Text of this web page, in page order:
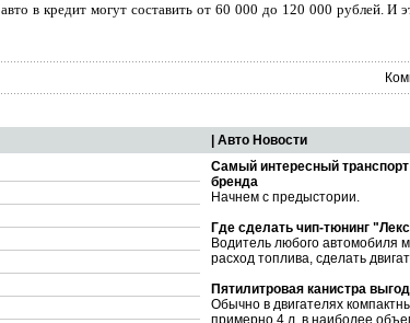
в кредит могут составить от 60 000 до 120 000 рублей. И
| Авто Новости
Самый интересный
бренда
Начнем с предыстории.
Где сделать чип-тюнинг
Водитель любого автомобиля
расход топлива, сделать
Пятилитровая канистра
Обычно в двигателях
примерно 4 л, в наиболее